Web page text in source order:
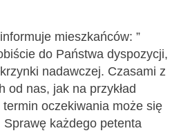
mieszkańców: ”
do Państwa dyspozycji,
nadawczej. Czasami z
od nas, jak na przykład
oczekiwania może się
Sprawę każdego petenta